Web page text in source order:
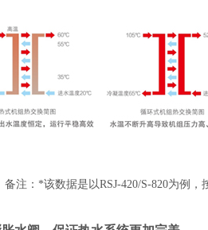
备注：*该数据是以RSJ-420/S-820为例